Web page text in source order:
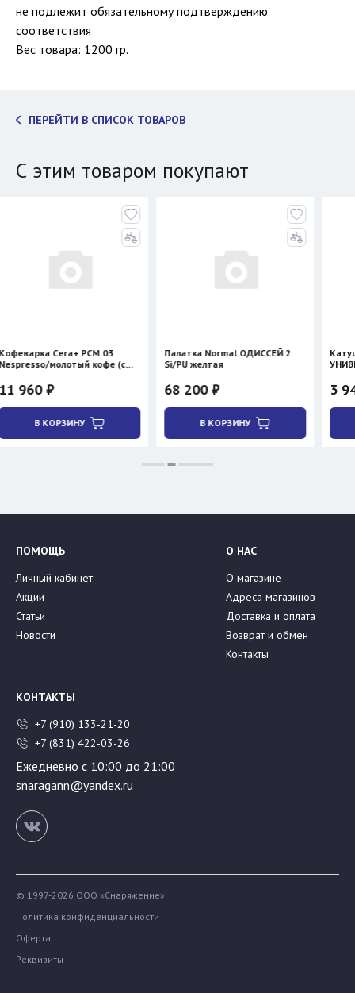
не подлежит обязательному подтверждению
соответствия
Вес товара: 1200 гр.
ПЕРЕЙТИ В СПИСОК ТОВАРОВ
С этим товаром покупают
PCM 03
кофе (с
Палатка Normal ОДИССЕЙ 2
Si/PU желтая
Катушка Таймень
УНИВЕРСАЛЬНАЯ
ПОМОЩЬ
Личный кабинет
Акции
Статьи
Новости
О НАС
О магазине
Адреса магазинов
Доставка и оплата
Возврат и обмен
Контакты
КОНТАКТЫ
+7 (910) 133-21-20
+7 (831) 422-03-26
Ежедневно с 10:00 до 21:00
snaragann@yandex.ru
© 1997-2026 ООО «Снаряжение»
Политика конфиденциальности
Оферта
Реквизиты